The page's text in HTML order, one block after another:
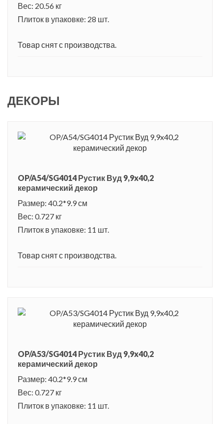
Вес: 20.56 кг
Плиток в упаковке: 28 шт.
Товар снят с производства.
ДЕКОРЫ
OP/A54/SG4014 Рустик Вуд 9,9x40,2
керамический декор
Размер: 40.2*9.9 см
Вес: 0.727 кг
Плиток в упаковке: 11 шт.
Товар снят с производства.
OP/A53/SG4014 Рустик Вуд 9,9x40,2
керамический декор
Размер: 40.2*9.9 см
Вес: 0.727 кг
Плиток в упаковке: 11 шт.